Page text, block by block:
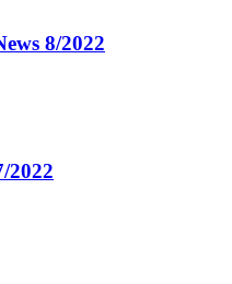
8/2022
2022